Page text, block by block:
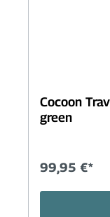
Cocoon
green
99,95 €*